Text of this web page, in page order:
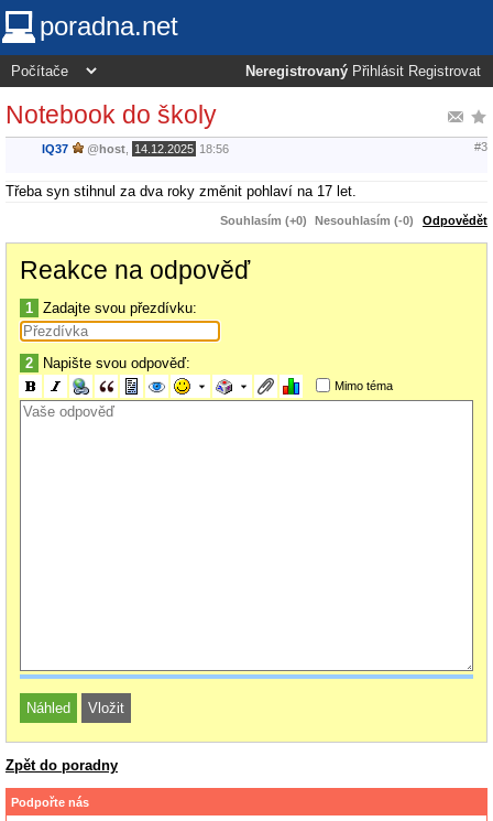
poradna.net
Neregistrovaný Přihlásit Registrovat
Notebook do školy
IQ37 @host 14.12.2025 18:56 #3
Třeba syn stihnul za dva roky změnit pohlaví na 17 let.
Souhlasím (+0) Nesouhlasím (-0) Odpovědět
Reakce na odpověď
1 Zadajte svou přezdívku:
2 Napište svou odpověď:
Mimo téma
Zpět do poradny
Podpořte nás